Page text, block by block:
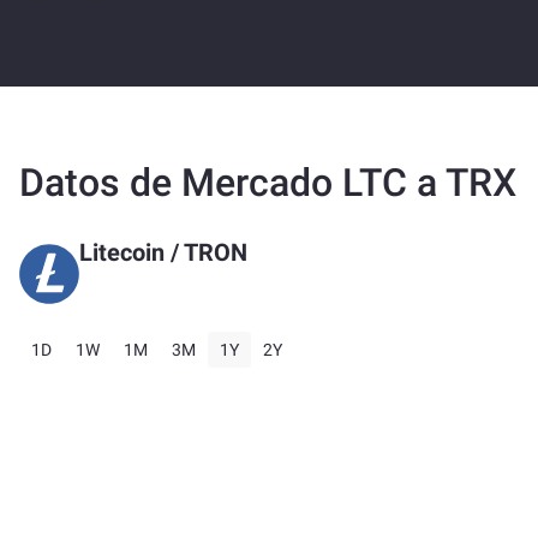
Datos de Mercado LTC a TRX
Litecoin /TRON
1D 1W 1M 3M 1Y 2Y